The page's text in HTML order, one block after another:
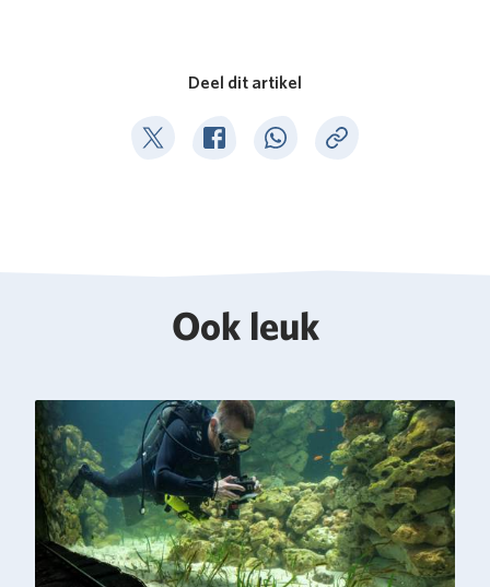
Deel dit artikel
Deel op TwitterDeel op Facebook
Deel op WhatsApp
Kopieer link
Ook leuk